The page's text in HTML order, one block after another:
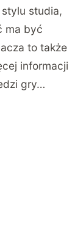
studia,
ma być
to także
informacji
gry…